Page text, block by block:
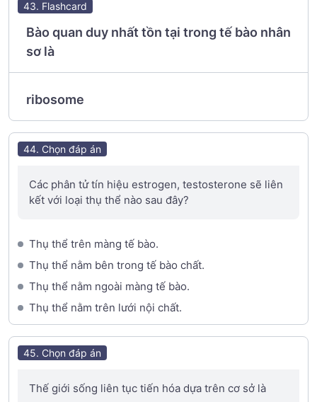
43. Flashcard
Bào quan duy nhất tồn tại trong tế bào nhân
sơ là
ribosome
44. Chọn đáp án
Các phân tử tín hiệu estrogen, testosterone sẽ liên
kết với loại thụ thể nào sau đây?
Thụ thể trên màng tế bào.
Thụ thể nằm bên trong tế bào chất.
Thụ thể nằm ngoài màng tế bào.
Thụ thể nằm trên lưới nội chất.
45. Chọn đáp án
Thế giới sống liên tục tiến hóa dựa trên cơ sở là